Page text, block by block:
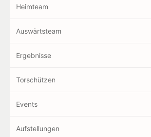
Heimteam
Auswärtsteam
Ergebnisse
Torschützen
Events
Aufstellungen